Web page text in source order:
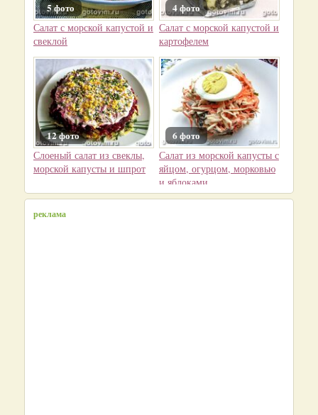
5 фото
Салат с морской капустой и
свеклой
4 фото
Салат с морской капустой и
картофелем
12 фото
Слоеный салат из свеклы,
морской капусты и шпрот
6 фото
Салат из морской капусты с
яйцом, огурцом, морковью
и яблоками
реклама